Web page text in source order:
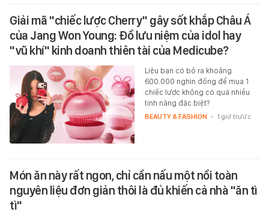
Giải mã "chiếc lược Cherry" gây sốt khắp Châu Á
của Jang Won Young: Đồ lưu niệm của idol hay
"vũ khí" kinh doanh thiên tài của Medicube?
Liệu bạn có bỏ ra khoảng
600.000 nghìn đồng để mua 1
chiếc lược không có quá nhiều
tính năng đặc biệt?
BEAUTY & FASHION - 1 giờ trước
Món ăn này rất ngon, chỉ cần nấu một nồi toàn
nguyên liệu đơn giản thôi là đủ khiến cả nhà "ăn tì
tì"